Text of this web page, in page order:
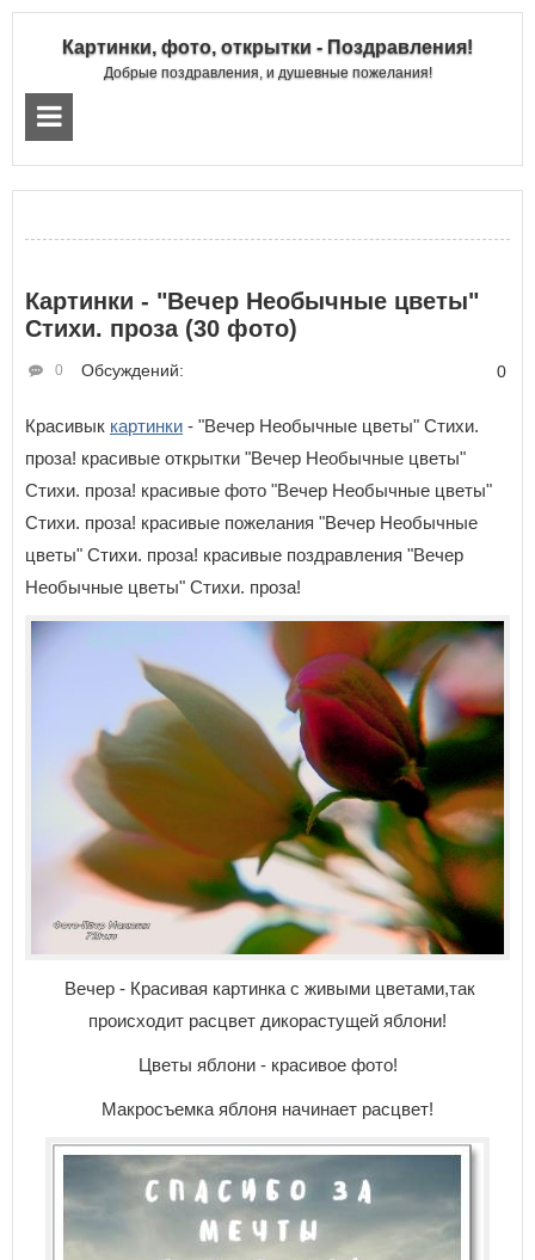
Картинки, фото, открытки - Поздравления!
Добрые поздравления, и душевные пожелания!
Картинки - "Вечер Необычные цветы"
Стихи. проза (30 фото)
Обсуждений:
0 0
Красивык картинки - "Вечер Необычные цветы" Стихи.
проза! красивые открытки "Вечер Необычные цветы"
Стихи. проза! красивые фото "Вечер Необычные цветы"
Стихи. проза! красивые пожелания "Вечер Необычные
цветы" Стихи. проза! красивые поздравления "Вечер
Необычные цветы" Стихи. проза!
Вечер - Красивая картинка с живыми цветами,так
происходит расцвет дикорастущей яблони!
Цветы яблони - красивое фото!
Макросъемка яблоня начинает расцвет!